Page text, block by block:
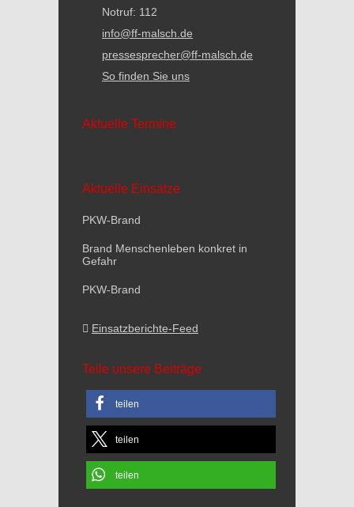
Notruf: 112
info@ff-malsch.de
pressesprecher@ff-malsch.de
So finden Sie uns
Aktuelle Termine
Aktuelle Einsätze
PKW-Brand
Brand Menschenleben konkret in
Gefahr
PKW-Brand
Einsatzberichte-Feed
Teile unsere Beiträge
teilen
teilen
teilen